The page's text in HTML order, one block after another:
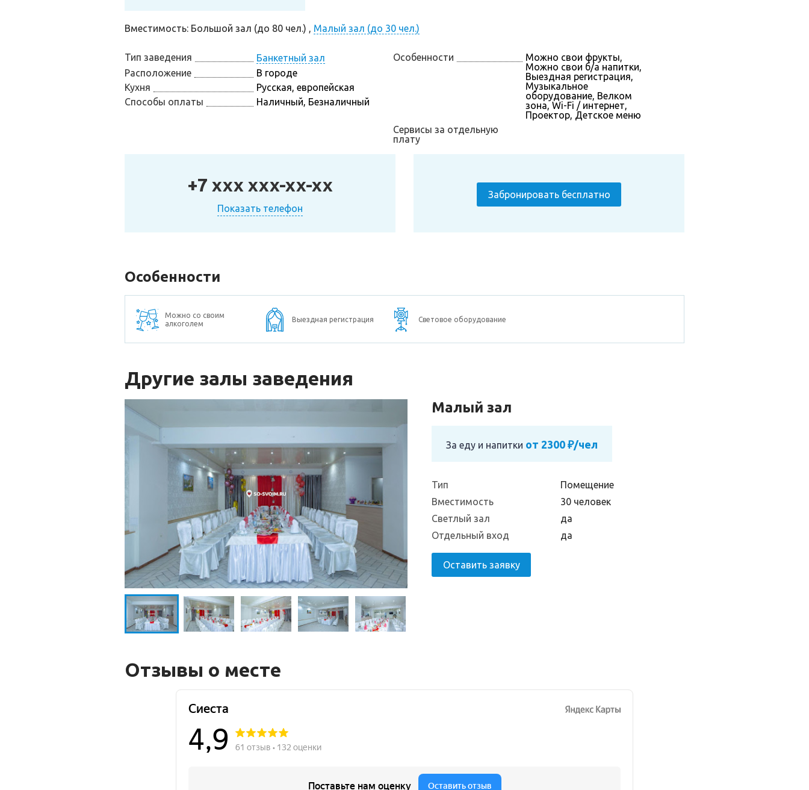
Вместимость: Большой зал (до 80 чел.) , Малый зал (до 30 чел.)
Тип заведения
Банкетный зал
Расположение
В городе
Кухня
Русская, европейская
Способы оплаты
Наличный, Безналичный
Особенности
Можно свои фрукты,
Можно свои б/а напитки,
Выездная регистрация,
Музыкальное
оборудование, Велком
зона, Wi-Fi / интернет,
Проектор, Детское меню
Сервисы за отдельную
плату
+7 xxx xxx-xx-xx
Показать телефон
Забронировать бесплатно
Особенности
Можно со своим
алкоголем
Выездная регистрация Световое оборудование
Другие залы заведения
Малый зал
За еду и напитки от 2300 ₽/чел
Тип
Помещение
Вместимость
30 человек
Светлый зал
да
Отдельный вход
да
Оставить заявку
Отзывы о месте